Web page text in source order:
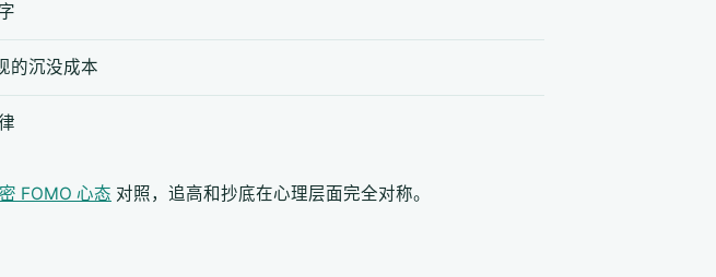
的沉没成本
FOMO 心态 对照，追高和抄底在心理层面完全对称。